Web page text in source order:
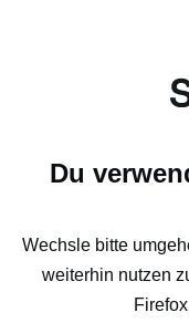
Du
Wechsle bitte
weiterhin nutzen